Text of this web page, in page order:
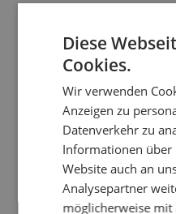
Diese
Cookies.
Wir verwenden
Anzeigen zu
Datenverkehr zu
Informationen über
Website auch an
Analysepartner
möglicherweise mit